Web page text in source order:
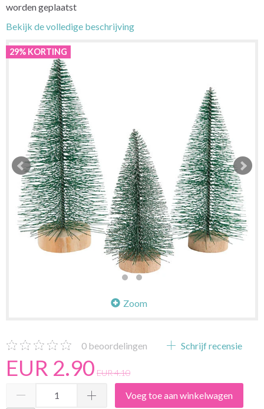
worden geplaatst
Bekijk de volledige beschrijving
29% KORTING
Zoom
0 beoordelingen Schrijf recensie
EUR 2.90 EUR 4.10
Voeg toe aan winkelwagen